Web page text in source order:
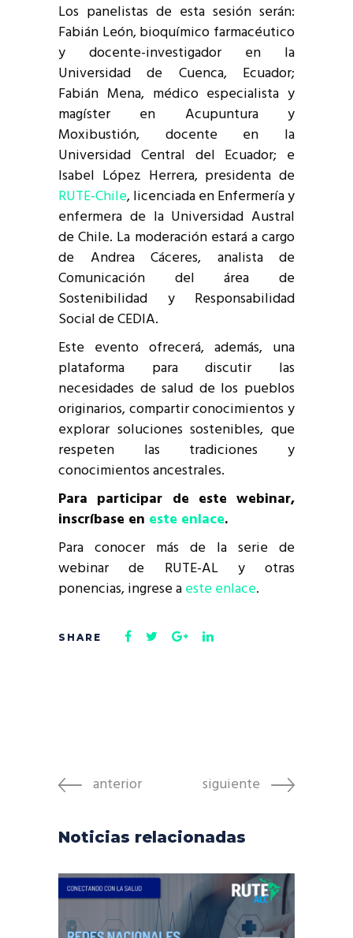
Los panelistas de esta sesión serán:
Fabián León, bioquímico farmacéutico
y docente-investigador en la
Universidad de Cuenca, Ecuador;
Fabián Mena, médico especialista y
magíster en Acupuntura y
Moxibustión, docente en la
Universidad Central del Ecuador; e
Isabel López Herrera, presidenta de
RUTE-Chile, licenciada en Enfermería y
enfermera de la Universidad Austral
de Chile. La moderación estará a cargo
de Andrea Cáceres, analista de
Comunicación del área de
Sostenibilidad y Responsabilidad
Social de CEDIA.
Este evento ofrecerá, además, una
plataforma para discutir las
necesidades de salud de los pueblos
originarios, compartir conocimientos y
explorar soluciones sostenibles, que
respeten las tradiciones y
conocimientos ancestrales.
Para participar de este webinar,
inscríbase en este enlace.
Para conocer más de la serie de
webinar de RUTE-AL y otras
ponencias, ingrese aeste enlace.
anterior siguiente
Noticias relacionadas